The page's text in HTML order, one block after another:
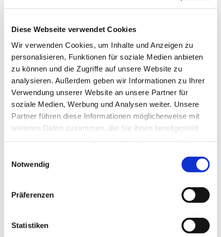
Diese Webseite verwendet Cookies
Wir verwenden Cookies, um Inhalte und Anzeigen zu
personalisieren, Funktionen für soziale Medien anbieten
zu können und die Zugriffe auf unsere Website zu
analysieren. Außerdem geben wir Informationen zu Ihrer
Verwendung unserer Website an unsere Partner für
soziale Medien, Werbung und Analysen weiter. Unsere
Partner führen diese Informationen möglicherweise mit
weiteren Daten zusammen, die Sie ihnen bereitgestellt
Notwendig
Präferenzen
Statistiken
Funktionen:
Forschung und Transfer, Promotionsberatung und
-förderung (BeProf@BHV)
Abteilung:
Forschung und Transfer
BMBF-Projekt: BeProf@BHV
Termin vereinbaren
Tel.: +49 4714823378
Email: jherder[at]hs-bremerhaven[dot]de
weitere Email: promotionsberatung[at]hs-bremerhaven[dot]de